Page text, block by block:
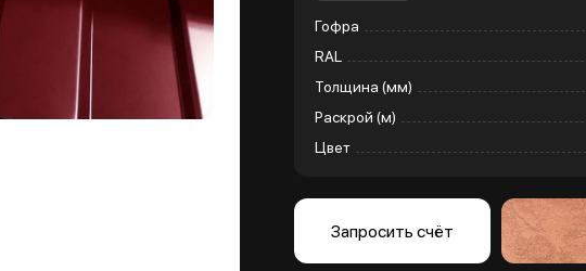
Гофра
RAL
Толщина (мм)
Раскрой (м)
Цвет
Запросить счёт